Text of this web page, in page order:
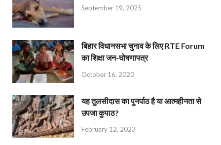
September 19, 2025
बिहार विधानसभा चुनाव के लिए RTE Forum
का शिक्षा जन-घोषणापत्र
October 16, 2020
यह तुलसीदास का पुनर्पाठ है या आत्महीनता से
उपजा कुपाठ?
February 12, 2023